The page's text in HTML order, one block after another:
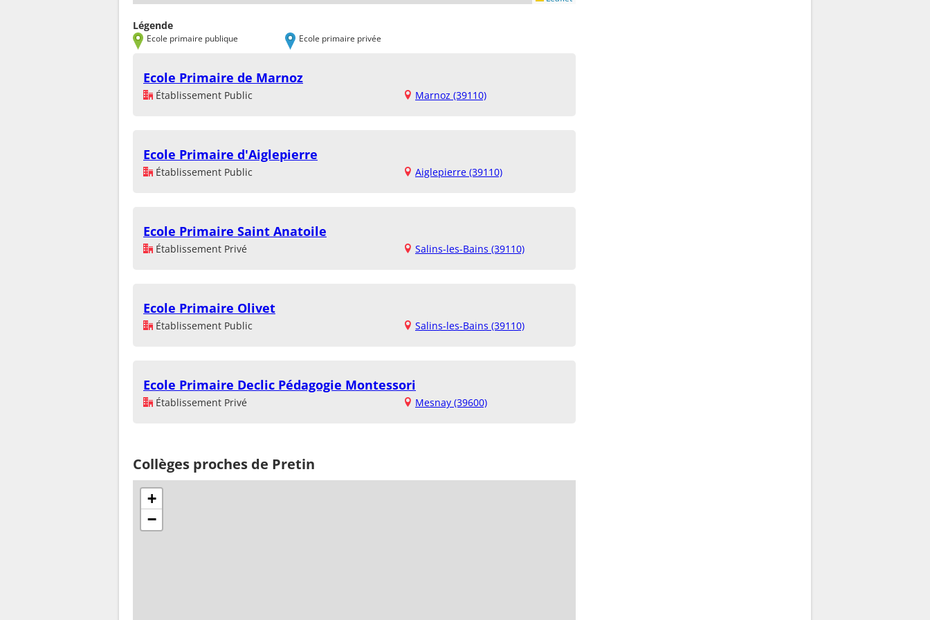
Légende
Ecole primaire publique Ecole primaire privée
Ecole Primaire de Marnoz
Établissement Public Marnoz (39110)
Ecole Primaire d'Aiglepierre
Établissement Public Aiglepierre (39110)
Ecole Primaire Saint Anatoile
Établissement Privé Salins-les-Bains (39110)
Ecole Primaire Olivet
Établissement Public Salins-les-Bains (39110)
Ecole Primaire Declic Pédagogie Montessori
Établissement Privé Mesnay (39600)
Collèges proches de Pretin
+
−